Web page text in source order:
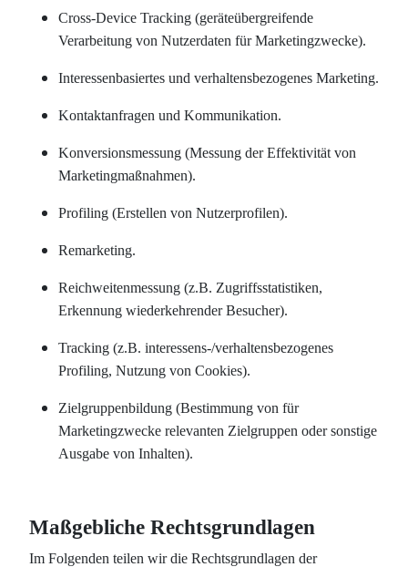
Cross-Device Tracking (geräteübergreifende
Verarbeitung von Nutzerdaten für Marketingzwecke).
Interessenbasiertes und verhaltensbezogenes Marketing.
Kontaktanfragen und Kommunikation.
Konversionsmessung (Messung der Effektivität von
Marketingmaßnahmen).
Profiling (Erstellen von Nutzerprofilen).
Remarketing.
Reichweitenmessung (z.B. Zugriffsstatistiken,
Erkennung wiederkehrender Besucher).
Tracking (z.B. interessens-/verhaltensbezogenes
Profiling, Nutzung von Cookies).
Zielgruppenbildung (Bestimmung von für
Marketingzwecke relevanten Zielgruppen oder sonstige
Ausgabe von Inhalten).
Maßgebliche Rechtsgrundlagen
Im Folgenden teilen wir die Rechtsgrundlagen der